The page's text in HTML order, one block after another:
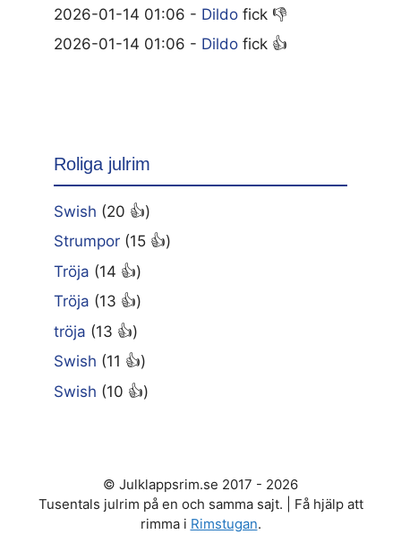
2026-01-14 01:06 - Dildo fick 👎
2026-01-14 01:06 - Dildo fick 👍
Roliga julrim
Swish (20 👍)
Strumpor (15 👍)
Tröja (14 👍)
Tröja (13 👍)
tröja (13 👍)
Swish (11 👍)
Swish (10 👍)
© Julklappsrim.se 2017 - 2026
Tusentals julrim på en och samma sajt. | Få hjälp att
rimma i Rimstugan.